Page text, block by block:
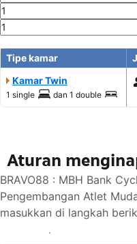
Tipe kamar
Kamar Twin
1 single dan 1 double
Aturan
BRAVO88 : MBH Bank
Pengembangan Atlet
masukkan di langkah
Lihat ketersediaan